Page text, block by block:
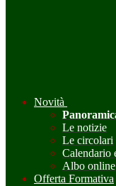
Novità
Le notizie
Le circolari
Calendario
Albo online
Offerta Formativa